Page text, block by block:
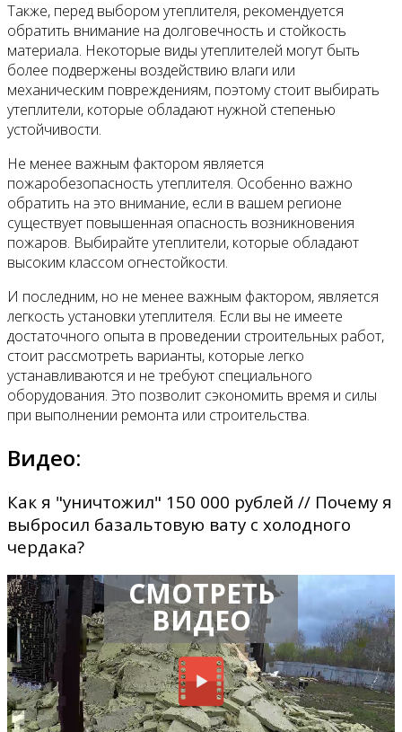
Также, перед выбором утеплителя, рекомендуется
обратить внимание на долговечность и стойкость
материала. Некоторые виды утеплителей могут быть
более подвержены воздействию влаги или
механическим повреждениям, поэтому стоит выбирать
утеплители, которые обладают нужной степенью
устойчивости.
Не менее важным фактором является
пожаробезопасность утеплителя. Особенно важно
обратить на это внимание, если в вашем регионе
существует повышенная опасность возникновения
пожаров. Выбирайте утеплители, которые обладают
высоким классом огнестойкости.
И последним, но не менее важным фактором, является
легкость установки утеплителя. Если вы не имеете
достаточного опыта в проведении строительных работ,
стоит рассмотреть варианты, которые легко
устанавливаются и не требуют специального
оборудования. Это позволит сэкономить время и силы
при выполнении ремонта или строительства.
Видео:
Как я "уничтожил" 150 000 рублей // Почему я
выбросил базальтовую вату с холодного
чердака?
СМОТРЕТЬ
ВИДЕО